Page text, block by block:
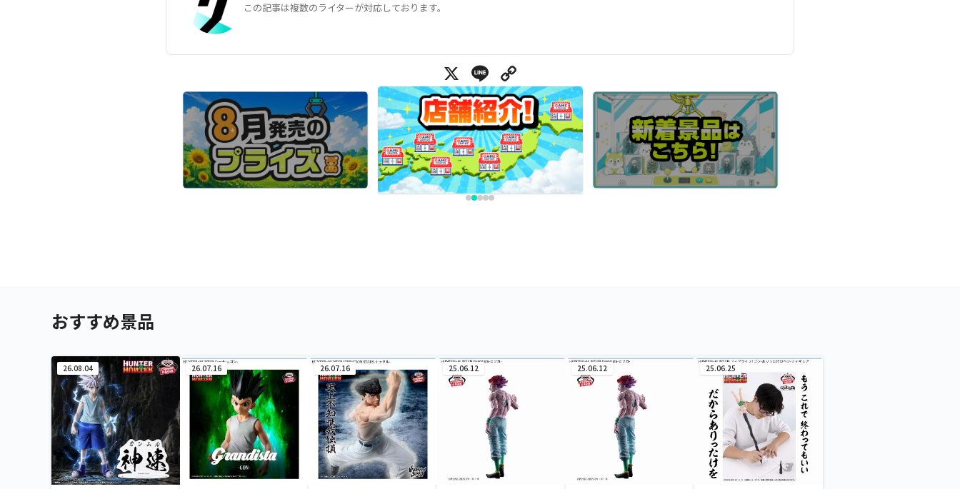
この記事は複数のライターが対応しております。
X Line
おすすめ景品
26.08.04 26.07.16 26.07.16 25.06.12 25.06.12 25.06.25